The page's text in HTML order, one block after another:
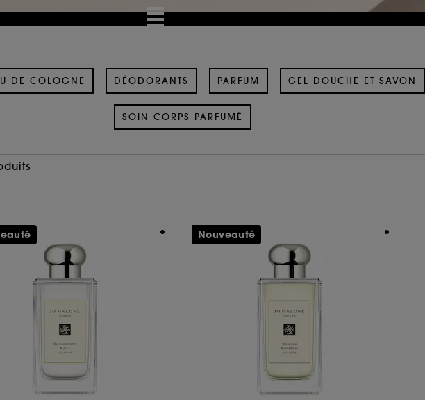
DE COLOGNE DÉODORANTS PARFUM GEL DOUCHE ET SAVON
SOIN CORPS PARFUMÉ
Nouveauté